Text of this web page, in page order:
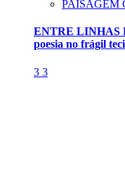
PAISAGEM
ENTRE LINHAS
poesia no frágil
3 3